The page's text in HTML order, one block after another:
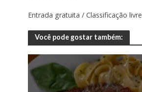
Entrada gratuita / Classificação livre
Você pode gostar também: